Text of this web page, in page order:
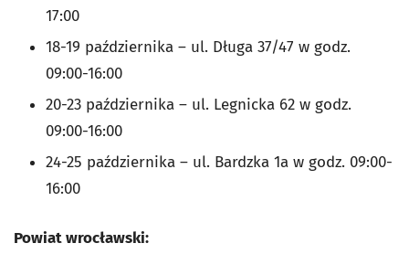
17:00
18-19 października – ul. Długa 37/47 w godz.
09:00-16:00
20-23 października – ul. Legnicka 62 w godz.
09:00-16:00
24-25 października – ul. Bardzka 1a w godz. 09:00-
16:00
Powiat wrocławski: